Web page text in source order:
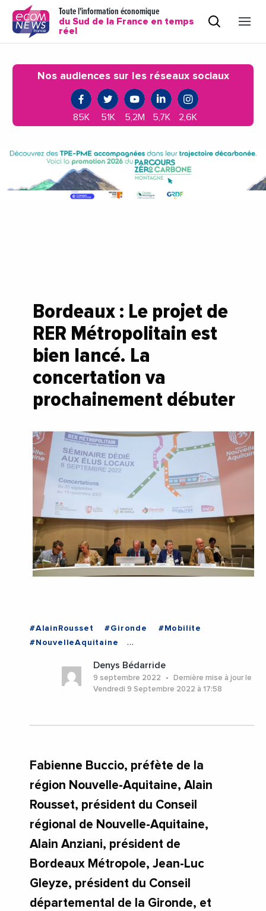
Toute l'information économique
du Sud de la France en temps
réel
Nos audiences sur les réseaux sociaux
85K 51K 5,2M 5,7K 2,6K
Bordeaux : Le projet de
RER Métropolitain est
bien lancé. La
concertation va
prochainement débuter
#AlainRousset #Gironde
#Mobilite
#NouvelleAquitaine
#Transports
#Bordeaux
Denys Bédarride
9 septembre 2022
Dernière mise à jour le
Vendredi 9 Septembre 2022 à 17:58
Fabienne Buccio, préfète de la
région Nouvelle-Aquitaine, Alain
Rousset, président du Conseil
régional de Nouvelle-Aquitaine,
Alain Anziani, président de
Bordeaux Métropole, Jean-Luc
Gleyze, président du Conseil
départemental de la Gironde, et